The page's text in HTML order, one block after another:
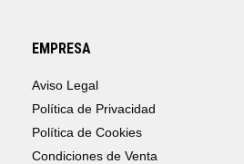
EMPRESA
Aviso Legal
Política de Privacidad
Política de Cookies
Condiciones de Venta